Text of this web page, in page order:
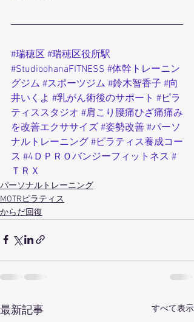
#瑞穂区 #瑞穂区役所駅
#StudioohanaFITNESS #体幹トレーニン
グジム #スポーツジム #鈴木智香子 #向
井いくよ #乳がん術後のサポート #ピラ
ティススタジオ #肩こり腰痛ひざ痛痛み
を改善エクササイズ #姿勢改善 #パーソ
ナルトレーニング #ピラティス養成コー
ス #4ＤＰＲＯバンジーフィットネス #
ＴＲＸ
パーソナルトレーニング
MOTRピラティス
からだ回復
最新記事 すべて表示